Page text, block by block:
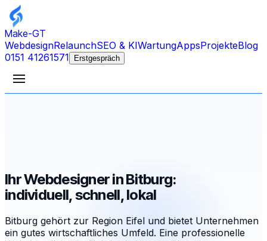
Make-GT
WebdesignRelaunchSEO & KIWartungAppsProjekteBlog
0151 41261571
Erstgespräch
Ihr Webdesigner in Bitburg:
individuell, schnell, lokal
Bitburg gehört zur Region Eifel und bietet Unternehmen
ein gutes wirtschaftliches Umfeld. Eine professionelle